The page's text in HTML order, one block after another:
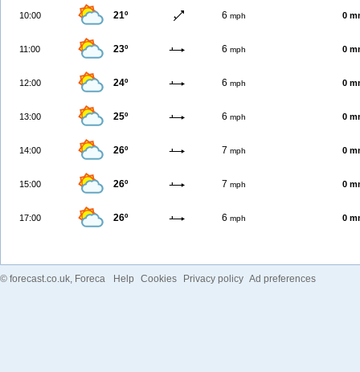
10:00 21º 6 mph 0
11:00 23º 6 mph 0
12:00 24º 6 mph 0
13:00 25º 6 mph 0
14:00 26º 7 mph 0
15:00 26º 7 mph 0
17:00 26º 6 mph 0
© forecast.co.uk, Foreca Help Cookies Privacy policy Ad preferences